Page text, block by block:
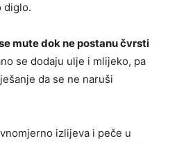
diglo.
mute dok ne postanu čvrsti
se dodaju ulje i mlijeko, pa
da se ne naruši
izlijeva i peče u